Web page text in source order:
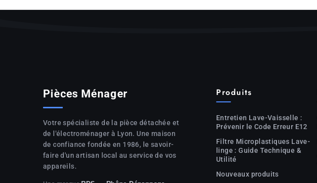
Pièces Ménager
Votre spécialiste de la pièce détachée et
de l'électroménager à Lyon. Une maison
de confiance fondée en 1986, le savoir-
faire d'un artisan local au service de vos
appareils.
Produits
Entretien Lave-Vaisselle :
Prévenir le Code Erreur E12
Filtre Microplastiques Lave-
linge : Guide Technique &
Utilité
Nouveaux produits